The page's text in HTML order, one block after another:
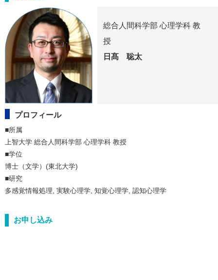
総合人間科学部 心理学科 教
授
日髙 聡太
プロフィール
■所属
上智大学 総合人間科学部 心理学科 教授
■学位
博士（文学）(東北大学)
■研究
多感覚情報処理, 実験心理学, 知覚心理学, 認知心理学
お申し込み